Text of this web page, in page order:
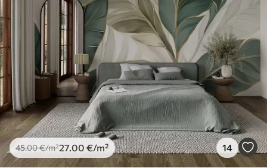
45.00€/m²27.00 €/m² 14